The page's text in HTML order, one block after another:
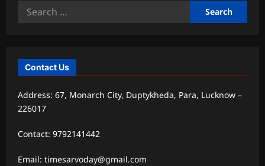
Search
Contact Us
Address: 67, Monarch City, Duptykheda, Para, Lucknow –
226017
Contact: 9792141442
Email: timesarvoday@gmail.com